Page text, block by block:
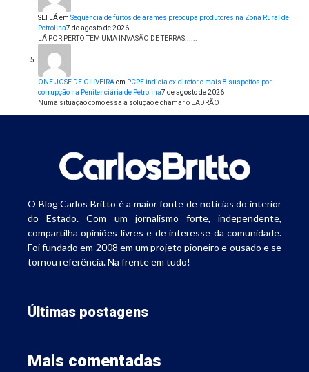
SEI LÁem Sequência de furtos de arames preocupa produtores na Zona Rural de
Petrolina7 de agosto de 2026
LÁ POR PERTO TEM UMA INVASÃO DE TERRAS......
ONE JOSE DE OLIVEIRAem PCPE indicia ex-diretor e mais 8 suspeitos por
corrupção na Penitenciária de Petrolina7 de agosto de 2026
Numa situação como essa a solução é chamar o LADRÃO
O Blog Carlos Britto é a maior fonte de notícias do interior
do Estado. Com um jornalismo forte, independente,
compartilha opiniões livres e de interesse da comunidade.
Foi fundado em 2008 em um projeto pioneiro e ousado e se
tornou referência. Na frente em tudo!
Últimas postagens
Mais comentadas